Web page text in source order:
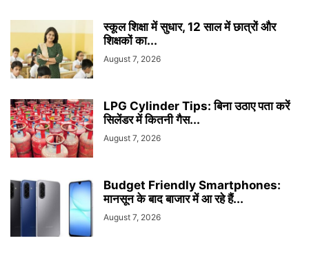
स्कूल शिक्षा में सुधार, 12 साल में छात्रों और
शिक्षकों का...
August 7, 2026
LPG Cylinder Tips: बिना उठाए पता करें
सिलेंडर में कितनी गैस...
August 7, 2026
Budget Friendly Smartphones:
मानसून के बाद बाजार में आ रहे हैं...
August 7, 2026